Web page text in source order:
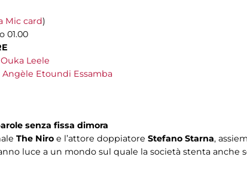
Mic card)
01.00
Leele
Etoundi Essamba
senza fissa dimora
The Niro e l’attore doppiatore Stefano Starna,
luce a un mondo sul quale la società stenta anche